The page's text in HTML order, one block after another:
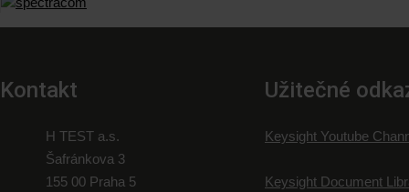
Kontakt
H TEST a.s.
Šafránkova 3
155 00 Praha 5
Užitečné
Keysight Youtube
Keysight Document